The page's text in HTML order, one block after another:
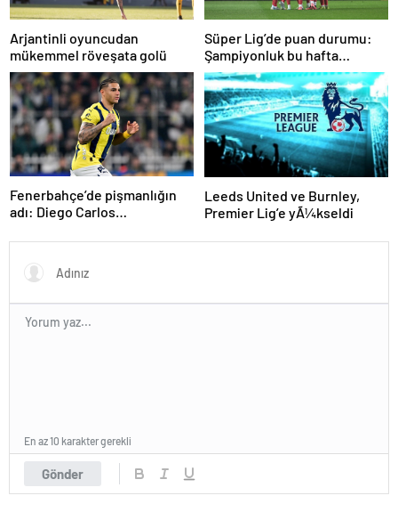
Arjantinli oyuncudan
mükemmel röveşata golü
Süper Lig’de puan durumu:
Şampiyonluk bu hafta
netleşiyor…
Fenerbahçe’de pişmanlığın
adı: Diego Carlos…
Leeds United ve Burnley,
Premier Lig’e yÃ¼kseldi
Gönder
En az 10 karakter gerekli